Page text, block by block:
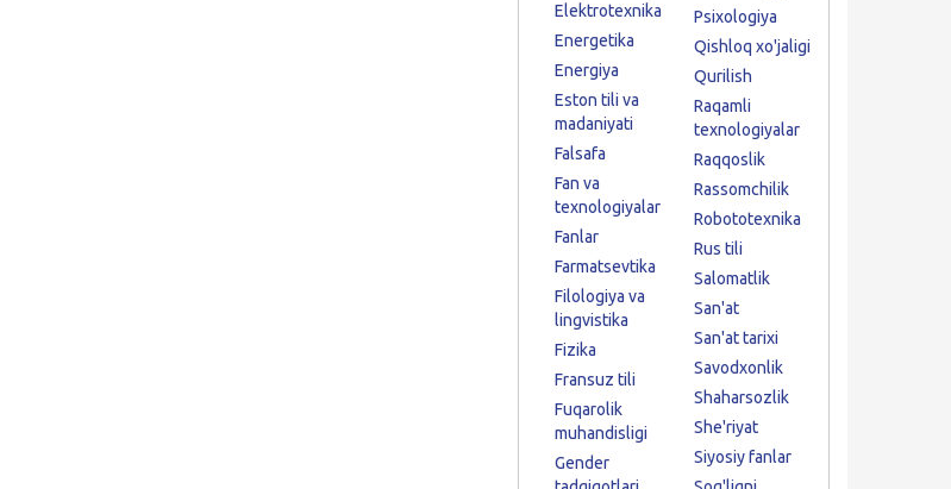
Elektrotexnika
Energetika
Energiya
Eston tili va
madaniyati
Falsafa
Fan va
texnologiyalar
Fanlar
Farmatsevtika
Filologiya va
lingvistika
Fizika
Fransuz tili
Fuqarolik
muhandisligi
Gender
Psixologiya
Qishloq xo'jaligi
Qurilish
Raqamli
texnologiyalar
Raqqoslik
Rassomchilik
Robototexnika
Rus tili
Salomatlik
San'at
San'at tarixi
Savodxonlik
Shaharsozlik
She'riyat
Siyosiy fanlar